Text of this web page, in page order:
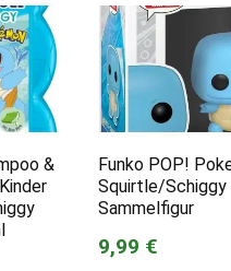
&
Funko POP!
Squirtle/Schiggy
Sammelfigur
9,99 €